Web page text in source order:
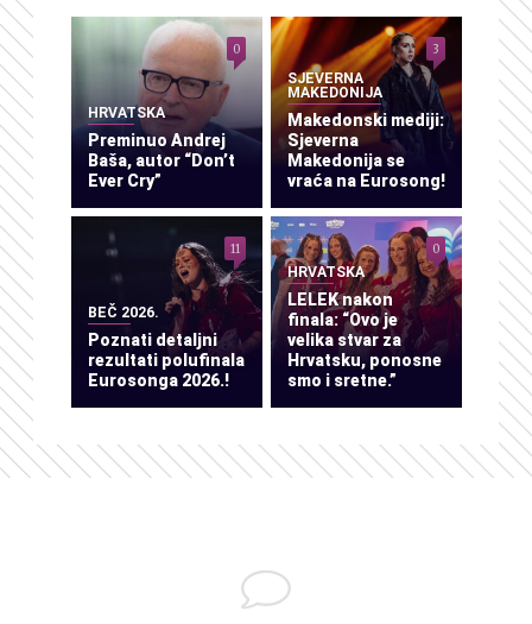
HRVATSKA
Preminuo Andrej
Baša, autor “Don’t
Ever Cry”
0
SJEVERNA
MAKEDONIJA
Makedonski mediji:
Sjeverna
Makedonija se
vraća na Eurosong!
3
BEČ 2026.
Poznati detaljni
rezultati polufinala
Eurosonga 2026.!
11
HRVATSKA
LELEK nakon
finala: “Ovo je
velika stvar za
Hrvatsku, ponosne
smo i sretne.”
0